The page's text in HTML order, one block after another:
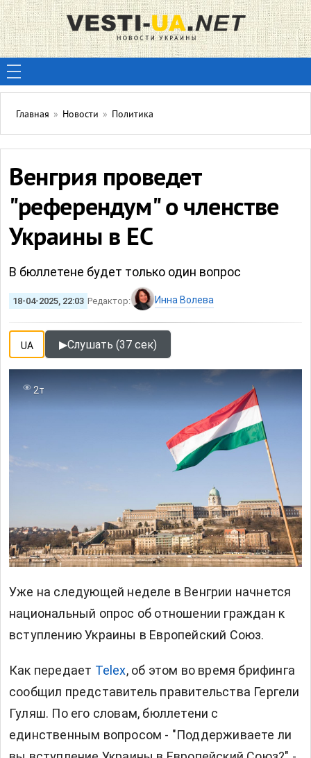
Главная » Новости » Политика
Венгрия проведет
"референдум" о членстве
Украины в ЕС
В бюллетене будет только один вопрос
18-04-2025, 22:03 Редактор: Инна Волева
UA ▶Слушать (37 сек)
2т
Уже на следующей неделе в Венгрии начнется
национальный опрос об отношении граждан к
вступлению Украины в Европейский Союз.
Как передает Telex, об этом во время брифинга
сообщил представитель правительства Гергели
Гуляш. По его словам, бюллетени с
единственным вопросом - "Поддерживаете ли